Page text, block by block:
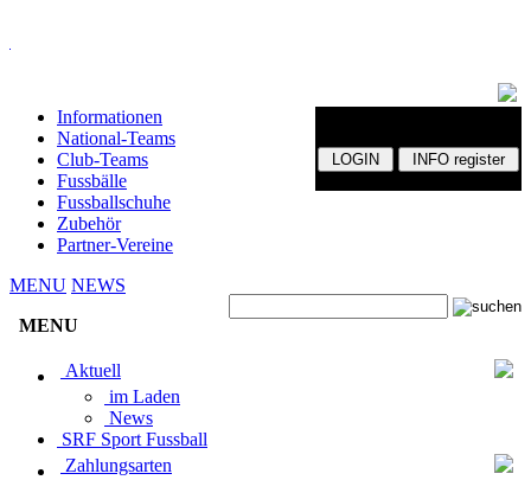
Informationen
National-Teams
Club-Teams
Fussbälle
Fussballschuhe
Zubehör
Partner-Vereine
MENU NEWS
MENU
Aktuell
im Laden
News
SRF Sport Fussball
Zahlungsarten